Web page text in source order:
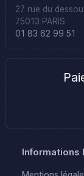
27 rue du
75013 PARIS
01 83 62 99 51
Informations